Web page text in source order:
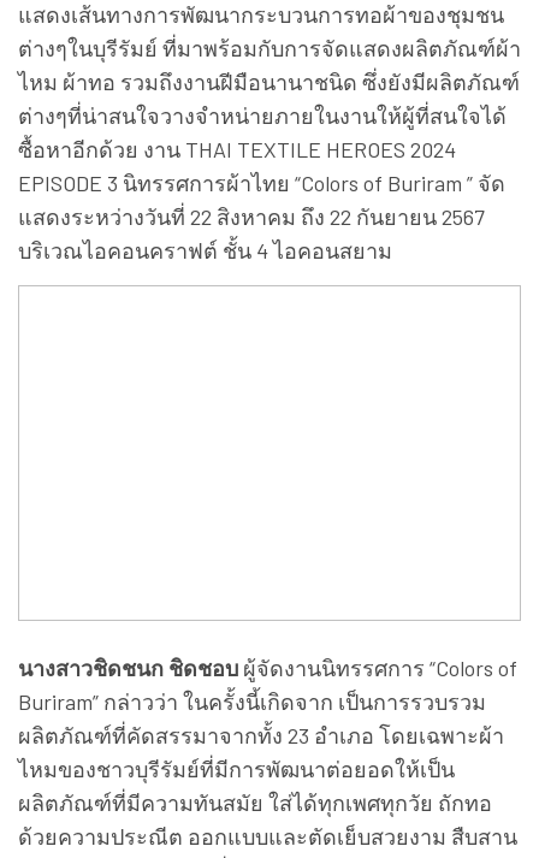
แสดงเส้นทางการพัฒนากระบวนการทอผ้าของชุมชน
ต่างๆในบุรีรัมย์ ที่มาพร้อมกับการจัดแสดงผลิตภัณฑ์ผ้า
ไหม ผ้าทอ รวมถึงงานฝีมือนานาชนิด ซึ่งยังมีผลิตภัณฑ์
ต่างๆที่น่าสนใจวางจำหน่ายภายในงานให้ผู้ที่สนใจได้
ซื้อหาอีกด้วย งาน THAI TEXTILE HEROES 2024
EPISODE 3 นิทรรศการผ้าไทย “Colors of Buriram ” จัด
แสดงระหว่างวันที่ 22 สิงหาคม ถึง 22 กันยายน 2567
บริเวณไอคอนคราฟต์ ชั้น 4 ไอคอนสยาม
นางสาวชิดชนก ชิดชอบ ผู้จัดงานนิทรรศการ “Colors of
Buriram” กล่าวว่า ในครั้งนี้เกิดจาก เป็นการรวบรวม
ผลิตภัณฑ์ที่คัดสรรมาจากทั้ง 23 อำเภอ โดยเฉพาะผ้า
ไหมของชาวบุรีรัมย์ที่มีการพัฒนาต่อยอดให้เป็น
ผลิตภัณฑ์ที่มีความทันสมัย ใส่ได้ทุกเพศทุกวัย ถักทอ
ด้วยความประณีต ออกแบบและตัดเย็บสวยงาม สืบสาน